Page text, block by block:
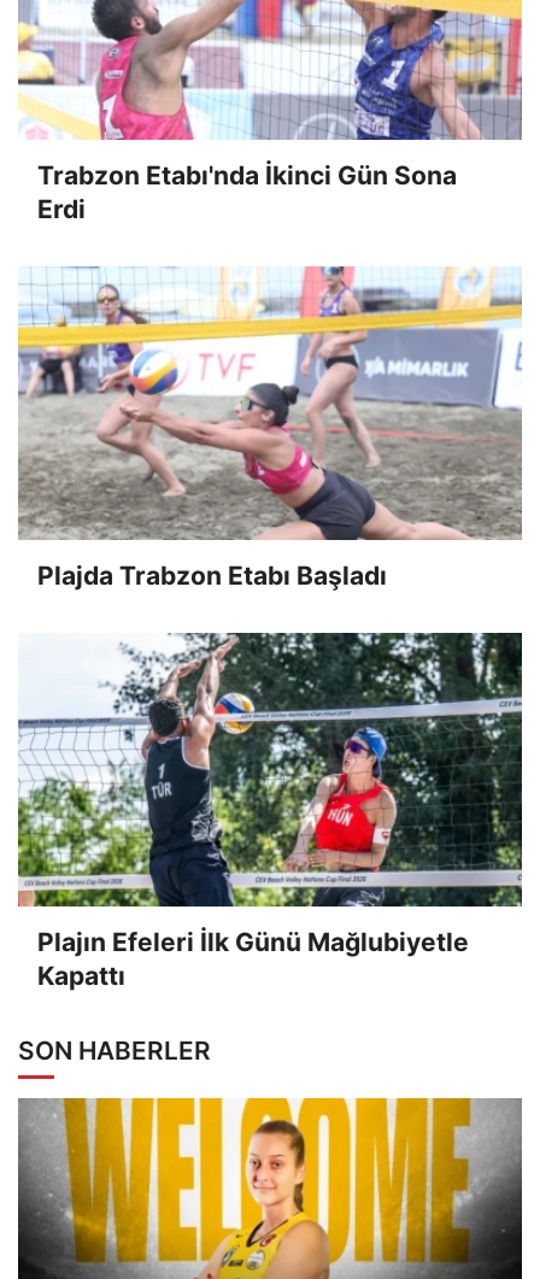
Trabzon Etabı'nda İkinci Gün Sona
Erdi
Plajda Trabzon Etabı Başladı
Plajın Efeleri İlk Günü Mağlubiyetle
Kapattı
SON HABERLER